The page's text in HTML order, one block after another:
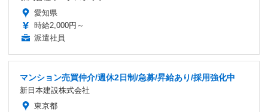
愛知県
時給2,000円～
派遣社員
マンション売買仲介/週休2日制/急募/昇給あり/採用強化中
新日本建設株式会社
東京都